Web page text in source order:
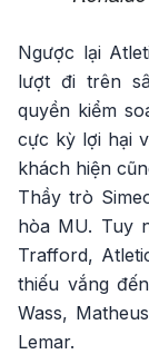
Ngược lại
lượt đi trên
quyền kiểm
cực kỳ lợi hại
khách hiện
Thầy trò
hòa MU. Tuy
Trafford,
thiếu vắng
Wass,
Lemar.